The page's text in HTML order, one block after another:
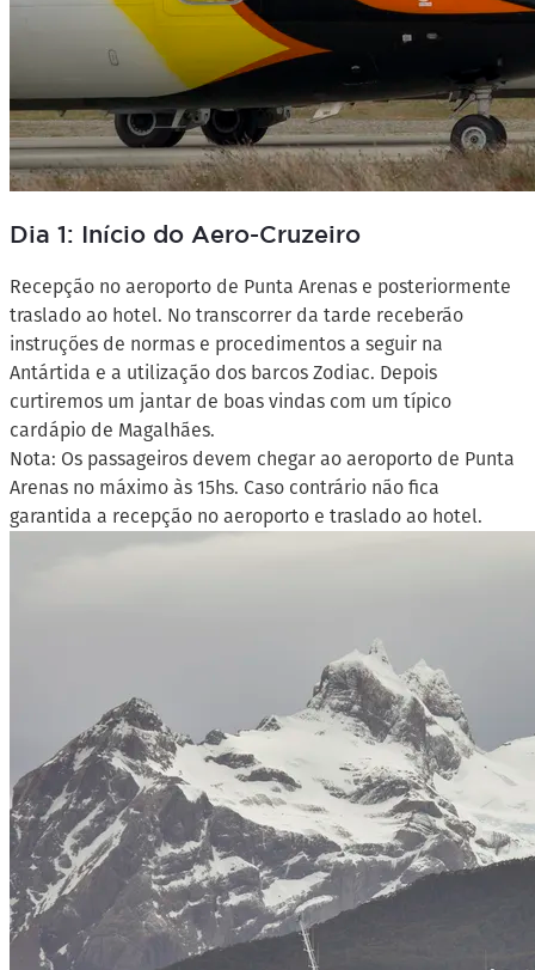
Dia 1: Início do Aero-Cruzeiro
Recepção no aeroporto de Punta Arenas e posteriormente
traslado ao hotel. No transcorrer da tarde receberão
instruções de normas e procedimentos a seguir na
Antártida e a utilização dos barcos Zodiac. Depois
curtiremos um jantar de boas vindas com um típico
cardápio de Magalhães.
Nota: Os passageiros devem chegar ao aeroporto de Punta
Arenas no máximo às 15hs. Caso contrário não fica
garantida a recepção no aeroporto e traslado ao hotel.